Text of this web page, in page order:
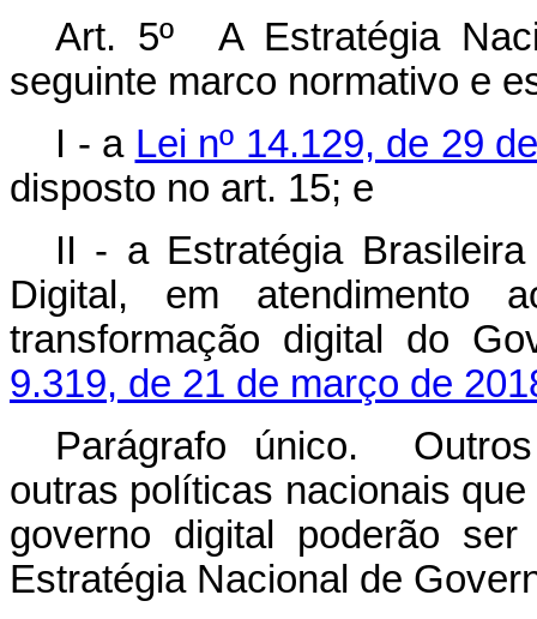
Art. 5º A Estratégia
seguinte marco normativo e
I - a Lei nº 14.129, de 29
disposto no art. 15; e
II - a Estratégia
Digital, em atendimento
transformação digital do
9.319, de 21 de março de
Parágrafo único.
outras políticas nacionais
governo digital poderão
Estratégia Nacional de